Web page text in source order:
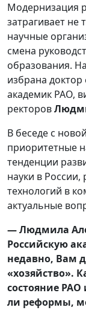
Модернизация
затрагивает
научные
смена
образования.
избрана
академик РАО,
ректоров
В беседе с
приоритетные
тенденции
науки в
технологий в
актуальные
— Людмила
Российскую
недавно, Вам
«хозяйство».
состояние РАО
ли реформы,